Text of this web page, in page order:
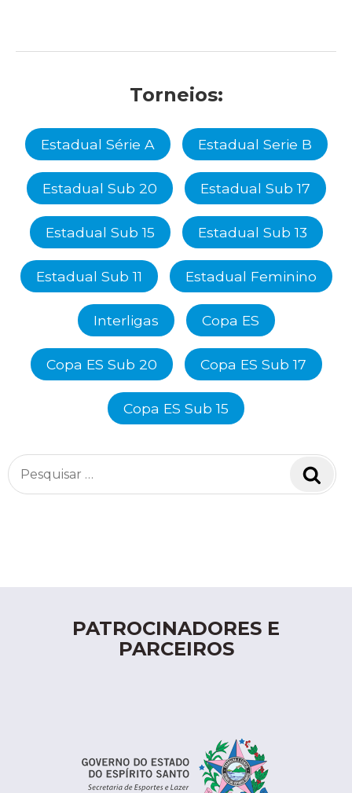
Torneios:
Estadual Série A Estadual Serie B
Estadual Sub 20 Estadual Sub 17
Estadual Sub 15 Estadual Sub 13
Estadual Sub 11 Estadual Feminino
Interligas Copa ES
Copa ES Sub 20 Copa ES Sub 17
Copa ES Sub 15
Pesquisar
por:
PATROCINADORES E
PARCEIROS